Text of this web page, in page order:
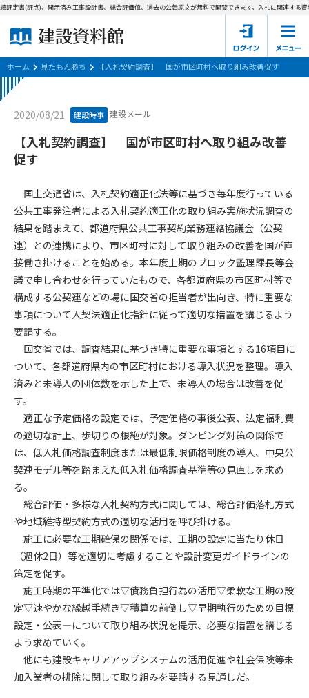
建設資料館とは
会員登録について
サポーター会員一覧
個人情報保護方針
会員規約
書(評点)、開示済み工事設計書、総合評価値、過去の公告原文が無料で閲覧できます。入札に関連する資
ホーム 見たもん勝ち 【入札契約調査】 国が市区町村へ取り組み改善促す
2020/08/21 建設時事 建設メール
【入札契約調査】 国が市区町村へ取り組み改善
促す
国土交通省は、入札契約適正化法等に基づき毎年度行っている
公共工事発注者による入札契約適正化の取り組み実施状況調査の
結果を踏まえて、都道府県公共工事契約業務連絡協議会（公契
連）との連携により、市区町村に対して取り組みの改善を国が直
接働き掛けることを始める。本年度上期のブロック監理課長等会
議で申し合わせを行っていたもので、各都道府県の市区町村等で
構成する公契連などの場に国交省の担当者が出向き、特に重要な
事項について入契法適正化指針に従って適切な措置を講じるよう
要請する。
国交省では、調査結果に基づき特に重要な事項とする16項目に
ついて、各都道府県内の市区町村における導入状況を整理。導入
済みと未導入の団体数を示した上で、未導入の場合は改善を促
す。
適正な予定価格の設定では、予定価格の事後公表、法定福利費
の適切な計上、歩切りの根絶が対象。ダンピング対策の関係で
は、低入札価格調査制度または最低制限価格制度の導入、中央公
契連モデル等を踏まえた低入札価格調査基準等の見直しを求め
る。
総合評価・多様な入札契約方式に関しては、総合評価落札方式
や地域維持型契約方式の適切な活用を呼び掛ける。
施工に必要な工期確保の関係では、工期の設定に当たり休日
（週休2日）等を適切に考慮することや設計変更ガイドラインの
策定を促す。
施工時期の平準化では▽債務負担行為の活用▽柔軟な工期の設
定▽速やかな繰越手続き▽積算の前倒し▽早期執行のための目標
設定・公表―について取り組み状況を提示、必要な措置を講じる
よう求めていく。
他にも建設キャリアアップシステムの活用促進や社会保険等未
加入業者の排除に関して取り組みを要請する見通しだ。
パスワードの再発行
第1条（規約の目的）
会員サービスの利用条件等について定めるものです。
2. 管理者が建設資料館WEB上で随時掲載するルールは本規約の
一部を構成するものとします。
第2条（規約の変更）
本規約は、会員の了承を得ることなく、随時変更されることが
あります。変更内容は、建設資料館WEB上に表示した時点で直
ちに全ての会員が了承したものとみなします。
第4条（会員審査および資格の取り消し）
会員とは、本規約を承諾の上、所定の会員申込手続きを完了
後、管理者がこれを承認した者をいいます。
1. 管理者は前条により審査の結果、会員申込みをした者が以下
の何れかの項目に該当することがわかった場合、その者の会
員としての権限を承認しないことがあります。
(1) 会員申し込みをした者が実在しなかった場合
(2) 本規約に違反した場合/li>
(4) 会員申込者が管理者所定の手続き通りに会員申込手続き処
理を行わなかった場合
(5) その他管理者が会員とすることを不適当と判断した場合
2. 管理者は承認後であっても承認した会員が前項の何れかに該
当することが判明した場合、会員資格を取り消すことがあり
ます。
第5条（IDおよびパスワードの管理）
1. 会員は申込の際に管理者が発行したIDおよびパスワードの使
用および管理について責任を負うものとします。
2. 会員は、自己のIDおよびパスワードを、貸与、譲渡、売買、
その他形態を問わず、第三者に利用させることはできませ